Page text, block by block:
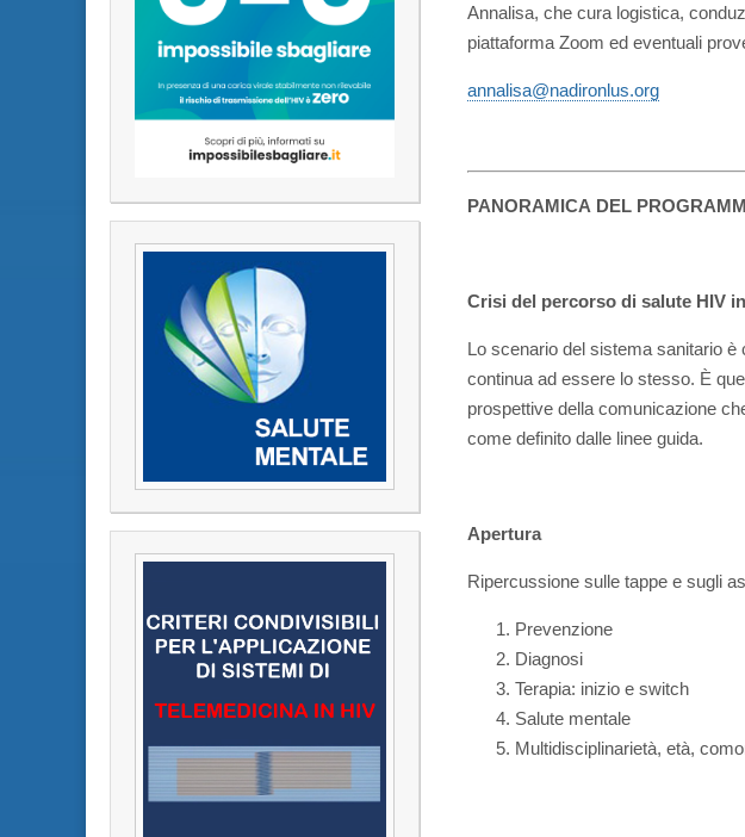
Annalisa, che cura logistica,
piattaforma Zoom ed eventuali
annalisa@nadironlus.org
PANORAMICA DEL
Crisi del percorso di salute HIV
Lo scenario del sistema sanitario è
continua ad essere lo stesso. È
prospettive della comunicazione
come definito dalle linee guida.
Apertura
Ripercussione sulle tappe e sugli
Prevenzione
Diagnosi
Terapia: inizio e switch
Salute mentale
Multidisciplinarietà, età,